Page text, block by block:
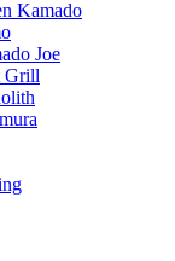
Kamado
Joe
Grill